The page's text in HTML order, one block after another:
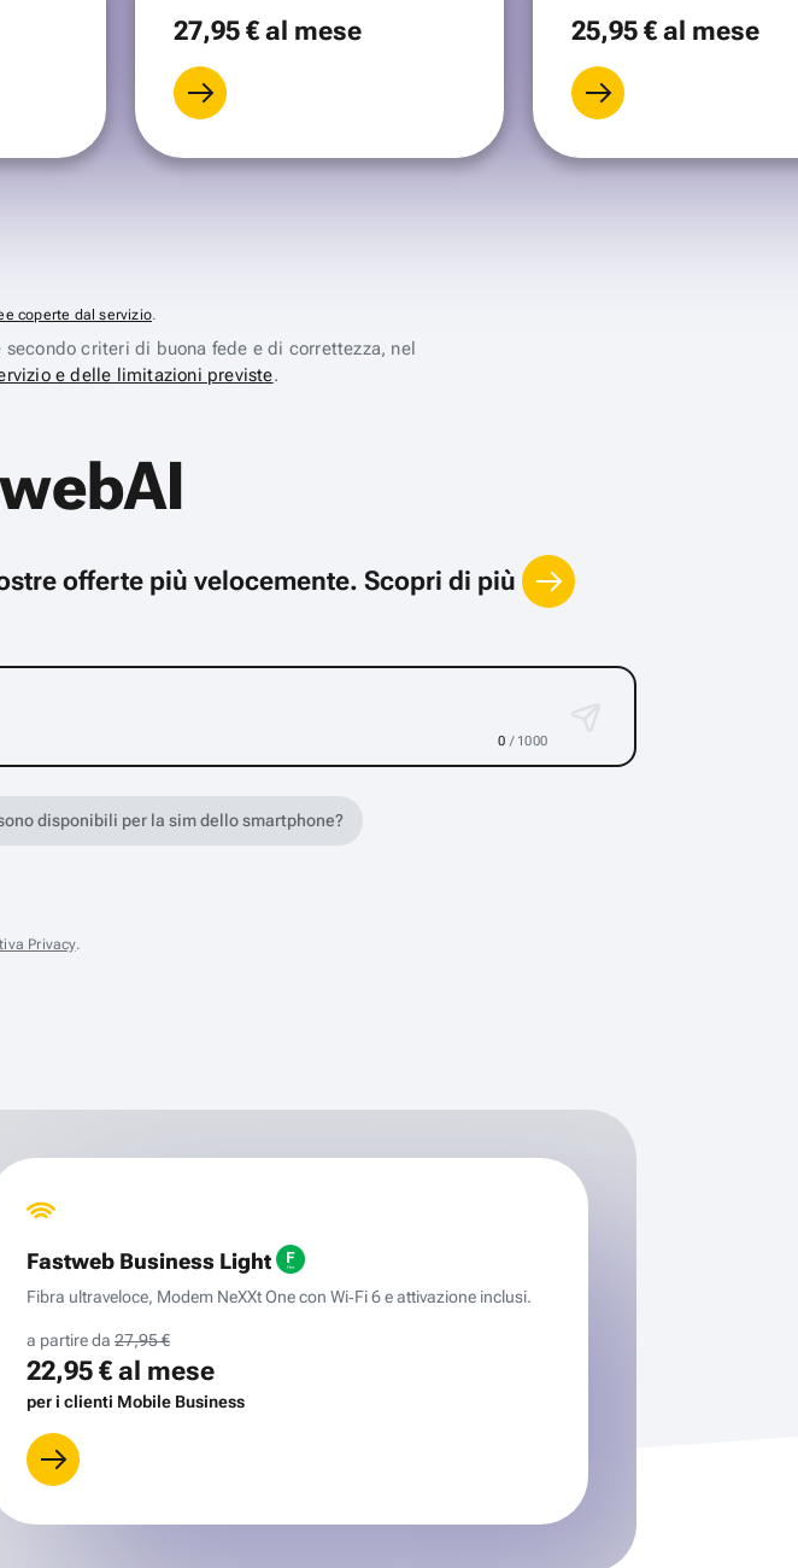
27,95 €al mese 25,95 €al mese
coperte dal servizio.
secondo criteri di buona fede e di correttezza, nel
e delle limitazioni previste.
offerte più velocemente. Scopri di più
0 / 1000
disponibili per la sim dello smartphone?
Privacy.
Fastweb Business Light
Fibra ultraveloce, Modem NeXXt One con Wi‑Fi 6 e attivazione inclusi.
a partire da 27,95 €
22,95 €al mese
per i clienti Mobile Business